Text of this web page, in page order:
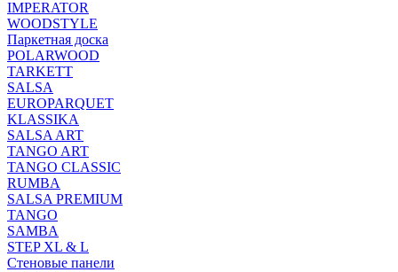
IMPERATOR
WOODSTYLE
Паркетная доска
POLARWOOD
TARKETT
SALSA
EUROPARQUET
KLASSIKA
SALSA ART
TANGO ART
TANGO CLASSIC
RUMBA
SALSA PREMIUM
TANGO
SAMBA
STEP XL & L
Стеновые панели